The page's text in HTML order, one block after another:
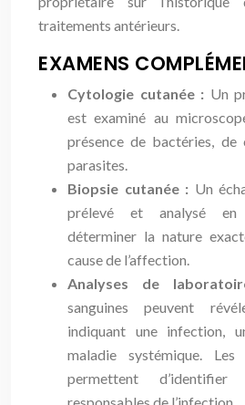
traitements antérieurs.
EXAMENS
Cytologie cutanée : Un
est examiné au
présence de bactéries, de
parasites.
Biopsie cutanée : Un
prélevé et analysé en
déterminer la nature
cause de l’affection.
Analyses de
sanguines peuvent
indiquant une infection,
maladie systémique. Les
permettent d’identifier